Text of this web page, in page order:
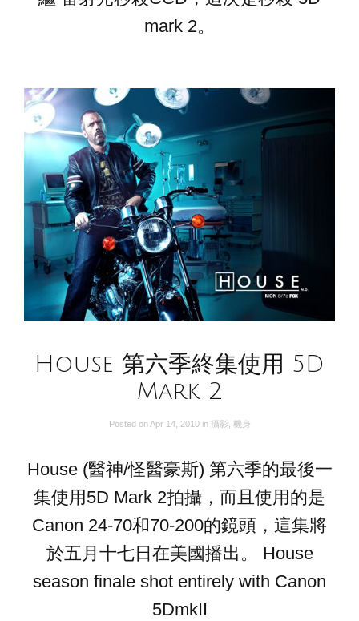
mark 2。
House 第六季終集使用 5D
Mark 2
Posted onApr 14, 2010 in 攝影 機身
House (醫神/怪醫豪斯) 第六季的最後一
集使用5D Mark 2拍攝，而且使用的是
Canon 24-70和70-200的鏡頭，這集將
於五月十七日在美國播出。 House
season finale shot entirely with Canon
5DmkII